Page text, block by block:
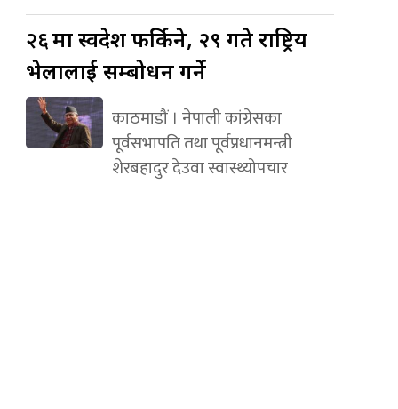
२६मा स्वदेश फर्किने, २९ गते राष्ट्रिय
भेलालाई सम्बोधन गर्ने
काठमाडौं । नेपाली कांग्रेसका
पूर्वसभापति तथा पूर्वप्रधानमन्त्री
शेरबहादुर देउवा स्वास्थ्योपचार